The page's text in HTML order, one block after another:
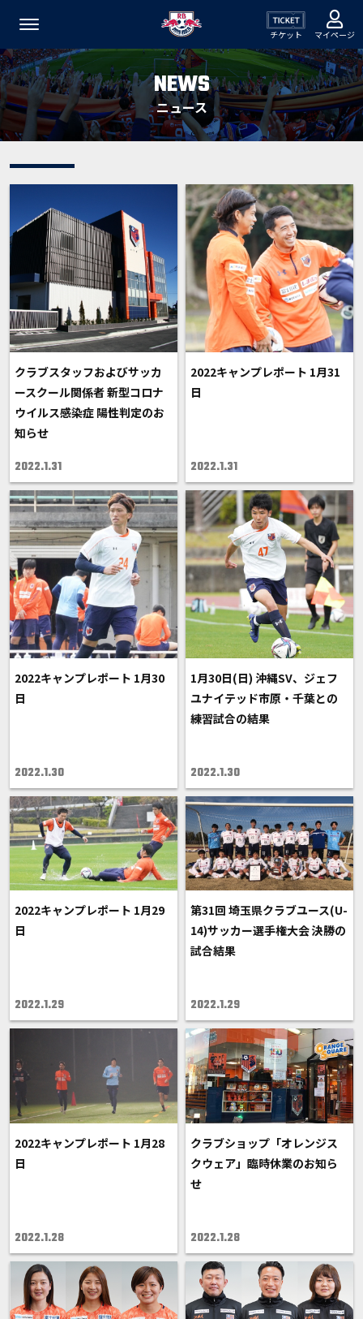
チケット マイページ
NEWS
ニュース
クラブスタッフおよびサッカ
ースクール関係者 新型コロナ
ウイルス感染症 陽性判定のお
知らせ
2022.1.31
2022キャンプレポート 1月31
日
2022.1.31
2022キャンプレポート 1月30
日
2022.1.30
1月30日(日) 沖縄SV、ジェフ
ユナイテッド市原・千葉との
練習試合の結果
2022.1.30
2022キャンプレポート 1月29
日
2022.1.29
第31回 埼玉県クラブユース(U-
14)サッカー選手権大会 決勝の
試合結果
2022.1.29
2022キャンプレポート 1月28
日
2022.1.28
クラブショップ「オレンジス
クウェア」臨時休業のお知ら
せ
2022.1.28